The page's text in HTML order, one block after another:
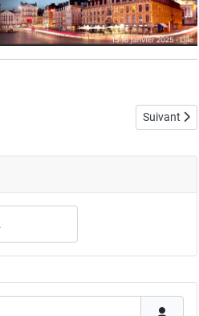
Article
Suivant